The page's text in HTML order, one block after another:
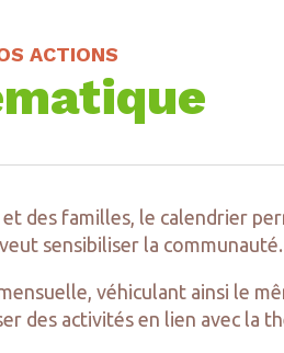
ACTIONS
des familles, le calendrier
sensibiliser la communauté.
véhiculant ainsi le
des activités en lien avec la